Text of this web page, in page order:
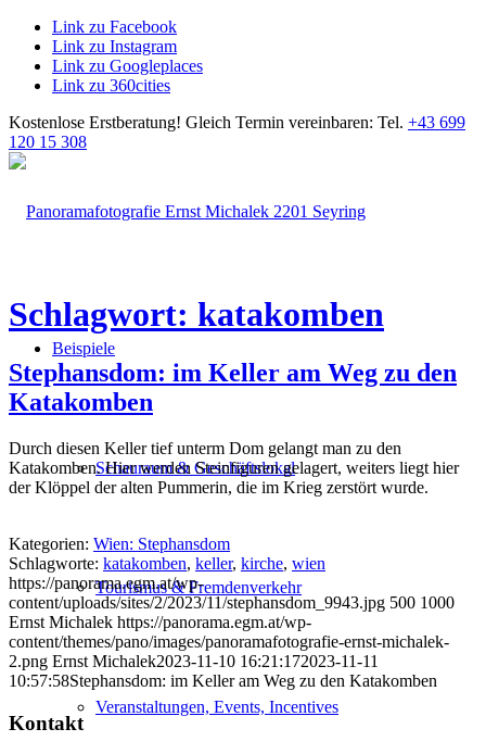
Link zu Facebook
Link zu Instagram
Link zu Googleplaces
Link zu 360cities
Kostenlose Erstberatung! Gleich Termin vereinbaren: Tel. +43 699
120 15 308
Beispiele
Schauraum & Geschäftslokal
Tourismus & Fremdenverkehr
Veranstaltungen, Events, Incentives
Schlagwort: katakomben
Stephansdom: im Keller am Weg zu den
Katakomben
Durch diesen Keller tief unterm Dom gelangt man zu den
Katakomben. Hier werden Steinfiguren gelagert, weiters liegt hier
der Klöppel der alten Pummerin, die im Krieg zerstört wurde.
Kategorien: Wien: Stephansdom
Schlagworte: katakomben, keller, kirche, wien
https://panorama.egm.at/wp-
content/uploads/sites/2/2023/11/stephansdom_9943.jpg 500 1000
Ernst Michalek https://panorama.egm.at/wp-
content/themes/pano/images/panoramafotografie-ernst-michalek-
2.png Ernst Michalek2023-11-10 16:21:172023-11-11
10:57:58Stephansdom: im Keller am Weg zu den Katakomben
Kontakt